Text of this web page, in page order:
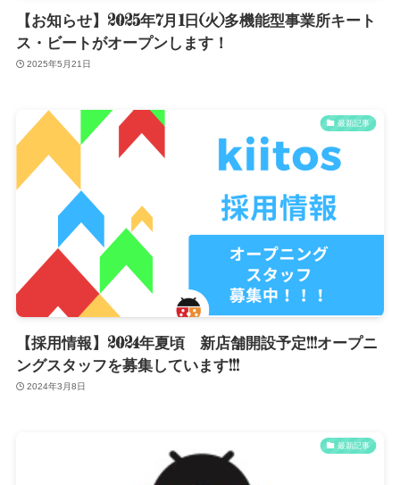
【お知らせ】2025年7月1日(火)多機能型事業所キート
ス・ビートがオープンします！
2025年5月21日
最新記事
【採用情報】2024年夏頃 新店舗開設予定!!!オープニ
ングスタッフを募集しています!!!
2024年3月8日
最新記事